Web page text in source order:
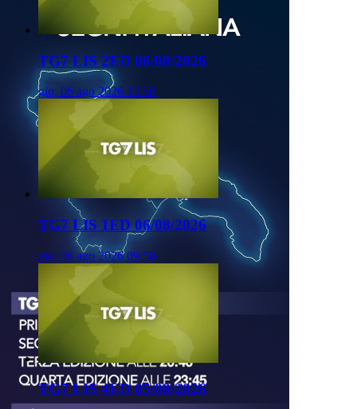
TG7 LIS 2ED 06/08/2026
gio, 06 ago 2026 13:50
TG7 LIS 1ED 06/08/2026
gio, 06 ago 2026 09:50
TG7 LIS 4ED 05/08/2026